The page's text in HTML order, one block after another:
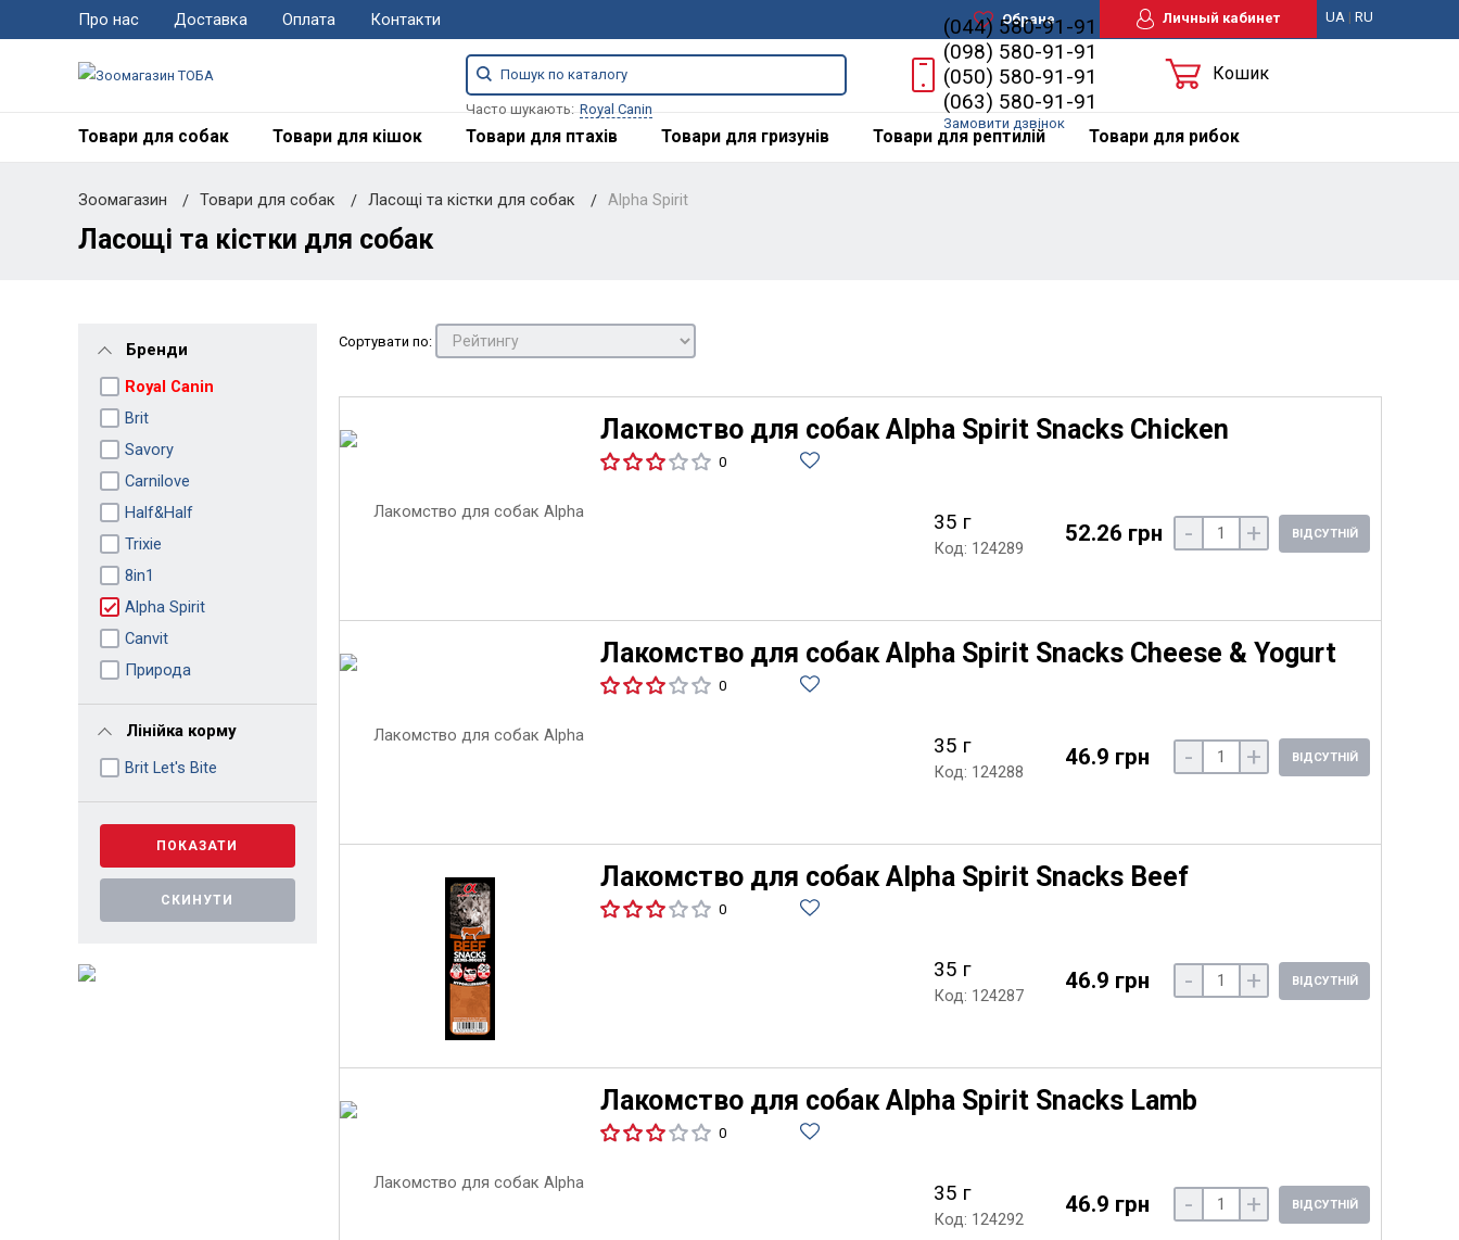
Про нас Доставка Оплата Контакти Обране Личный кабинет UA| RU
Часто шукають: Royal Canin
(044) 580-91-91
(098) 580-91-91
(050) 580-91-91
(063) 580-91-91
Замовити дзвінок
Кошик
Товари для собак Товари для кішок Товари для птахів Товари для гризунів Товари для рептилій Товари для рибок
Зоомагазин Товари для собак Ласощі та кістки для собак Alpha Spirit
Ласощі та кістки для собак
Бренди
Royal Canin
Brit
Savory
Carnilove
Half&Half
Trixie
8in1
Alpha Spirit
Canvit
Природа
Лінійка корму
Brit Let's Bite
ПОКАЗАТИ
СКИНУТИ
Сортувати по:
Лакомство для собак Alpha Spirit Snacks Chicken
0
35 г
Код: 124289
52.26 грн - + ВІДСУТНІЙ
Лакомство для собак Alpha Spirit Snacks Cheese & Yogurt
0
35 г
Код: 124288
46.9 грн - + ВІДСУТНІЙ
Лакомство для собак Alpha Spirit Snacks Beef
0
35 г
Код: 124287
46.9 грн - + ВІДСУТНІЙ
Лакомство для собак Alpha Spirit Snacks Lamb
0
35 г
Код: 124292
46.9 грн - + ВІДСУТНІЙ